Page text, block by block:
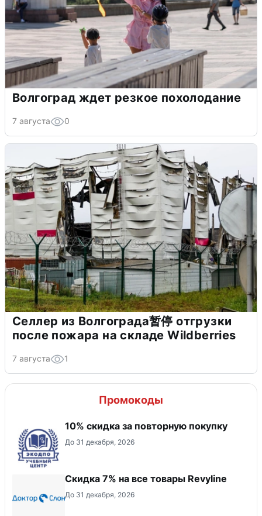
Волгоград ждет резкое похолодание
7 августа 0
Селлер из Волгограда暂停 отгрузки
после пожара на складе Wildberries
7 августа 1
Промокоды
10% скидка за повторную покупку
До 31 декабря, 2026
​Скидка 7% на все товары Revyline
До 31 декабря, 2026